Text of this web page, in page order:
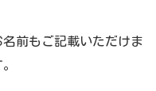
前もご記載いただけま